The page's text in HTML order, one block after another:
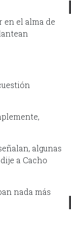
en el alma de
algunas
a Cacho
nada más